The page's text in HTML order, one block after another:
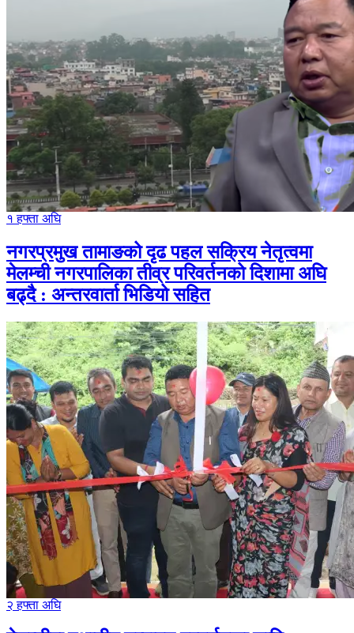
१ हफ्ता अघि
नगरप्रमुख तामाङको दृढ पहल सक्रिय नेतृत्वमा
मेलम्ची नगरपालिका तीव्र परिवर्तनको दिशामा अघि
बढ्दै : अन्तरवार्ता भिडियो सहित
२ हफ्ता अघि